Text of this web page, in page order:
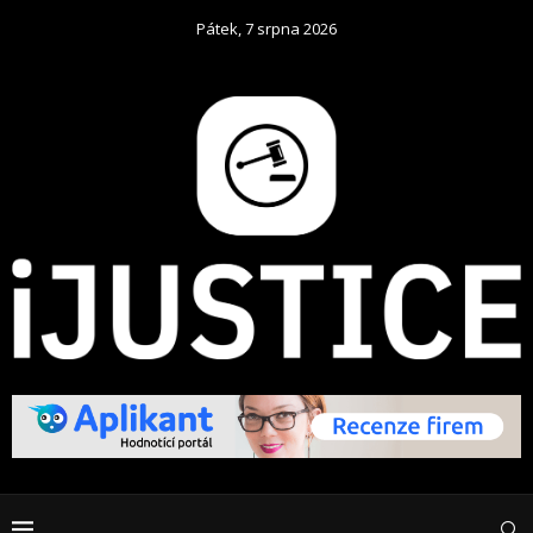
Pátek, 7 srpna 2026